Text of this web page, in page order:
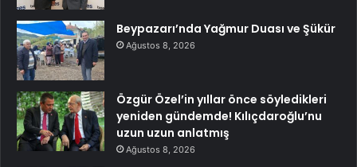
Beypazarı’nda Yağmur Duası ve Şükür
Ağustos 8, 2026
Özgür Özel’in yıllar önce söyledikleri
yeniden gündemde! Kılıçdaroğlu’nu
uzun uzun anlatmış
Ağustos 8, 2026